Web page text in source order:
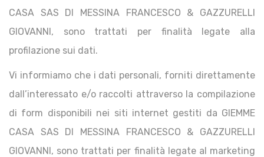
CASA SAS DI MESSINA FRANCESCO & GAZZURELLI
GIOVANNI, sono trattati per finalità legate alla
profilazione sui dati.
Vi informiamo che i dati personali, forniti direttamente
dall’interessato e/o raccolti attraverso la compilazione
di form disponibili nei siti internet gestiti da GIEMME
CASA SAS DI MESSINA FRANCESCO & GAZZURELLI
GIOVANNI, sono trattati per finalità legate al marketing